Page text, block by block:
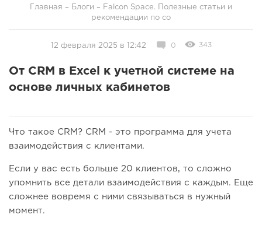
Главная – Блоги –
Falcon Space. Полезные статьи и
рекомендации по со
12 февраля 2025 в 12:42 0 343
От CRM в Excel к учетной системе на
основе личных кабинетов
Что такое CRM? CRM - это программа для учета
взаимодействия с клиентами.
Если у вас есть больше 20 клиентов, то сложно
упомнить все детали взаимодействия с каждым. Еще
сложнее вовремя с ними связываться в нужный
момент.